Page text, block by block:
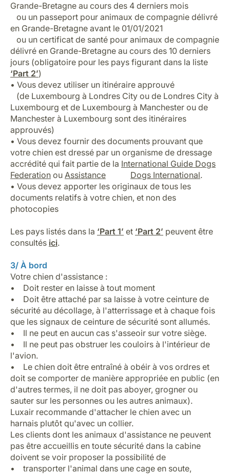
Grande-Bretagne au cours des 4 derniers mois
ou un passeport pour animaux de compagnie délivré
en Grande-Bretagne avant le 01/01/2021
ou un certificat de santé pour animaux de compagnie
délivré en Grande-Bretagne au cours des 10 derniers
jours (obligatoire pour les pays figurant dans la liste
‘Part 2’)
• Vous devez utiliser un itinéraire approuvé
(de Luxembourg à Londres City ou de Londres City à
Luxembourg et de Luxembourg à Manchester ou de
Manchester à Luxembourg sont des itinéraires
approuvés)
• Vous devez fournir des documents prouvant que
votre chien est dressé par un organisme de dressage
accrédité qui fait partie de la International Guide Dogs
Federation ou Assistance Dogs International.
• Vous devez apporter les originaux de tous les
documents relatifs à votre chien, et non des
photocopies
Les pays listés dans la ‘Part 1’ et ‘Part 2’ peuvent être
consultés ici.
3/ À bord
Votre chien d'assistance :
• Doit rester en laisse à tout moment
• Doit être attaché par sa laisse à votre ceinture de
sécurité au décollage, à l'atterrissage et à chaque fois
que les signaux de ceinture de sécurité sont allumés.
• Il ne peut en aucun cas s'asseoir sur votre siège.
• Il ne peut pas obstruer les couloirs à l'intérieur de
l'avion.
• Le chien doit être entraîné à obéir à vos ordres et
doit se comporter de manière appropriée en public (en
d'autres termes, il ne doit pas aboyer, grogner ou
sauter sur les personnes ou les autres animaux).
Luxair recommande d'attacher le chien avec un
harnais plutôt qu'avec un collier.
Les clients dont les animaux d'assistance ne peuvent
pas être accueillis en toute sécurité dans la cabine
doivent se voir proposer la possibilité de
• transporter l'animal dans une cage en soute,